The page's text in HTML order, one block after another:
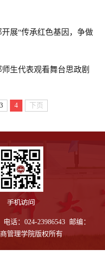
展“传承红色基因，争做
生代表观看舞台思政剧
3 4 下页
话：024-23986543 邮编：
管理学院版权所有